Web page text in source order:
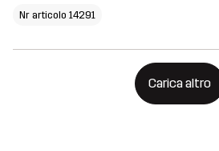
Nr articolo 14291
Carica altro